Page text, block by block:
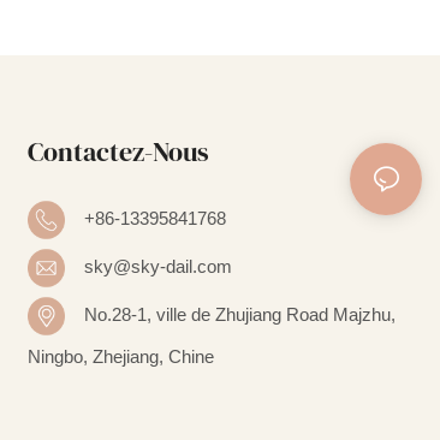
Contactez-Nous
+86-13395841768
sky@sky-dail.com
No.28-1, ville de Zhujiang Road Majzhu,
Ningbo, Zhejiang, Chine